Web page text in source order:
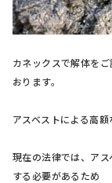
カネックスで解体を
おります。
アスベストによる高額
現在の法律では、ア
する必要があるため